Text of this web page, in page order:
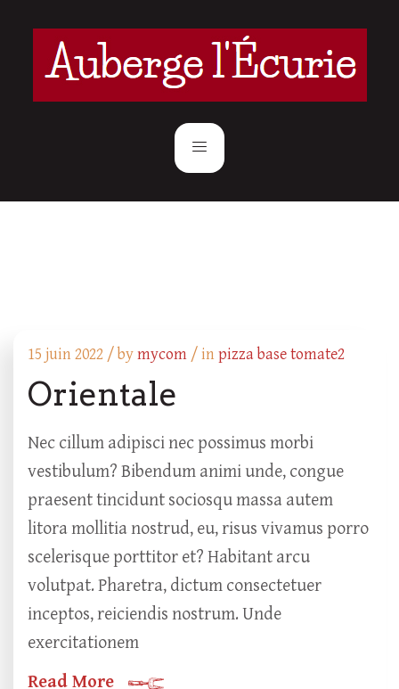
15 juin 2022 /bymycom / inpizza base tomate2
Orientale
Nec cillum adipisci nec possimus morbi
vestibulum? Bibendum animi unde, congue
praesent tincidunt sociosqu massa autem
litora mollitia nostrud, eu, risus vivamus porro
scelerisque porttitor et? Habitant arcu
volutpat. Pharetra, dictum consectetuer
inceptos, reiciendis nostrum. Unde
exercitationem
Read More